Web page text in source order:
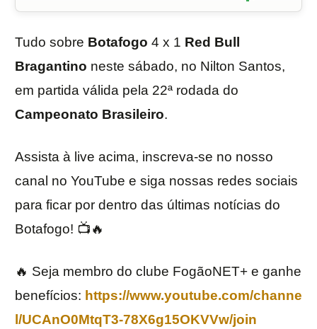
Tudo sobre Botafogo 4 x 1 Red Bull
Bragantino neste sábado, no Nilton Santos,
em partida válida pela 22ª rodada do
Campeonato Brasileiro.
Assista à live acima, inscreva-se no nosso
canal no YouTube e siga nossas redes sociais
para ficar por dentro das últimas notícias do
Botafogo! 📺🔥
🔥 Seja membro do clube FogãoNET+ e ganhe
benefícios: https://www.youtube.com/channe
l/UCAnO0MtqT3-78X6g15OKVVw/join